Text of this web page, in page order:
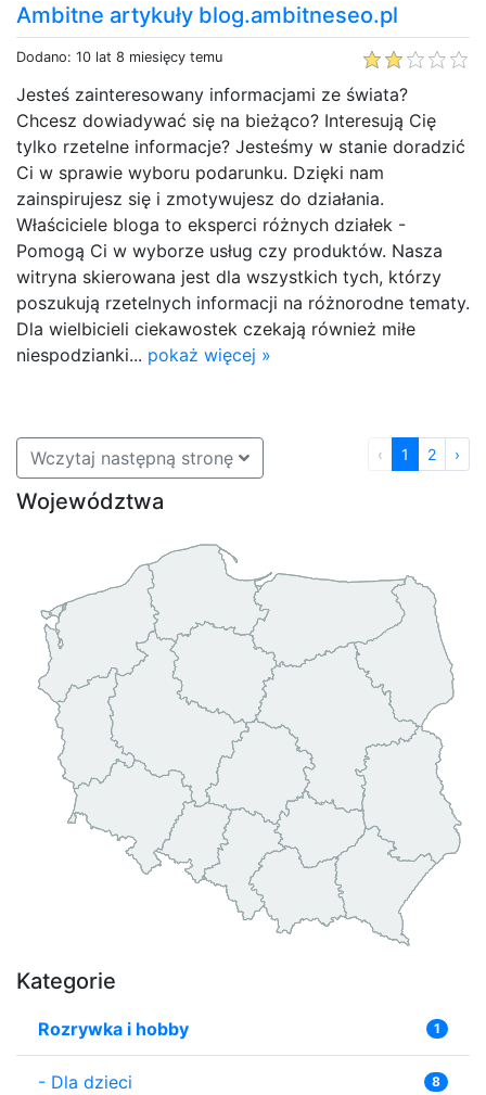
Ambitne artykuły blog.ambitneseo.pl
Dodano: 10 lat 8 miesięcy temu
Jesteś zainteresowany informacjami ze świata?
Chcesz dowiadywać się na bieżąco? Interesują Cię
tylko rzetelne informacje? Jesteśmy w stanie doradzić
Ci w sprawie wyboru podarunku. Dzięki nam
zainspirujesz się i zmotywujesz do działania.
Właściciele bloga to eksperci różnych działek -
Pomogą Ci w wyborze usług czy produktów. Nasza
witryna skierowana jest dla wszystkich tych, którzy
poszukują rzetelnych informacji na różnorodne tematy.
Dla wielbicieli ciekawostek czekają również miłe
niespodzianki... pokaż więcej »
Wczytaj następną stronę ‹ 1 2 ›
Województwa
Kategorie
Rozrywka i hobby 1
- Dla dzieci 8